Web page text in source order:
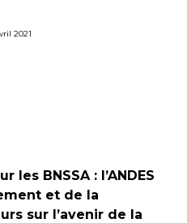
2021
BNSSA : l’ANDES
et de la
sur l’avenir de la